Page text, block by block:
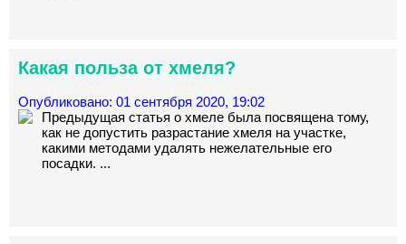
Какая польза от хмеля?
Опубликовано: 01 сентября 2020, 19:02
Предыдущая статья о хмеле была посвящена тому,
как не допустить разрастание хмеля на участке,
какими методами удалять нежелательные его
посадки. ...